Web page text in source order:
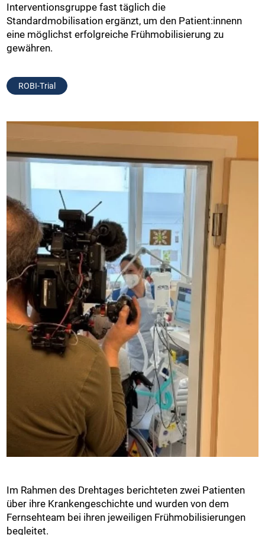
Interventionsgruppe fast täglich die
Standardmobilisation ergänzt, um den Patient:innenn
eine möglichst erfolgreiche Frühmobilisierung zu
gewähren.
ROBI-Trial
Im Rahmen des Drehtages berichteten zwei Patienten
über ihre Krankengeschichte und wurden von dem
Fernsehteam bei ihren jeweiligen Frühmobilisierungen
begleitet.